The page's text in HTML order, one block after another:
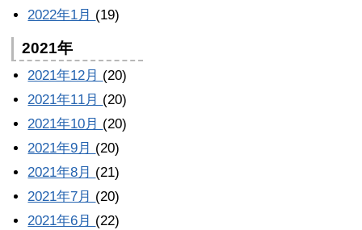
2022年1月 (19)
2021年
2021年12月 (20)
2021年11月 (20)
2021年10月 (20)
2021年9月 (20)
2021年8月 (21)
2021年7月 (20)
2021年6月 (22)